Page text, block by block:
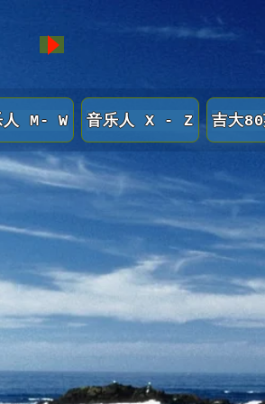
人 M- W 音乐人 X - Z 吉大